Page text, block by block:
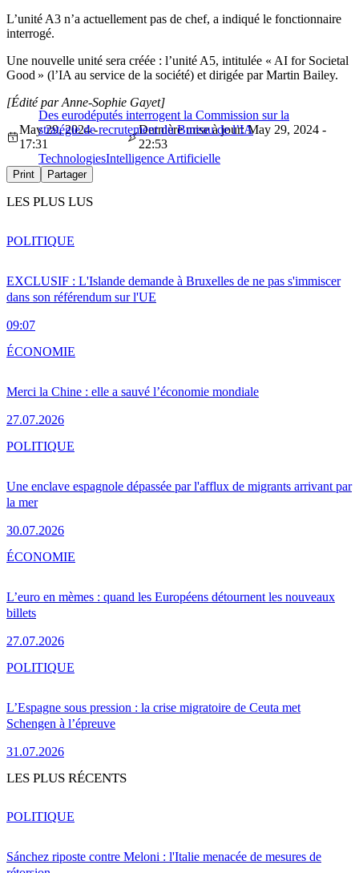
L’unité A3 n’a actuellement pas de chef, a indiqué le fonctionnaire
interrogé.
Une nouvelle unité sera créée : l’unité A5, intitulée « AI for Societal
Good » (l’IA au service de la société) et dirigée par Martin Bailey.
Des eurodéputés interrogent la Commission sur la
stratégie de recrutement du Bureau de l’IA
[Édité par Anne-Sophie Gayet]
May 29, 2024 -
17:31
Dernière mise à jour: May 29, 2024 -
22:53
TechnologiesIntelligence Artificielle
Print Partager
LES PLUS LUS
EXCLUSIF : L'Islande demande à Bruxelles de ne pas s'immiscer
dans son référendum sur l'UE
09:07
POLITIQUE
Merci la Chine : elle a sauvé l’économie mondiale
27.07.2026
ÉCONOMIE
Une enclave espagnole dépassée par l'afflux de migrants arrivant par
la mer
30.07.2026
POLITIQUE
L’euro en mèmes : quand les Européens détournent les nouveaux
billets
27.07.2026
ÉCONOMIE
L’Espagne sous pression : la crise migratoire de Ceuta met
Schengen à l’épreuve
31.07.2026
POLITIQUE
LES PLUS RÉCENTS
Sánchez riposte contre Meloni : l'Italie menacée de mesures de
POLITIQUE